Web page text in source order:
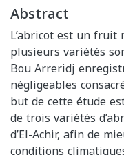
Abstract
L’abricot est un
plusieurs variétés
Bou Arreridj
négligeables
but de cette étude
de trois variétés
d’El-Achir, afin de